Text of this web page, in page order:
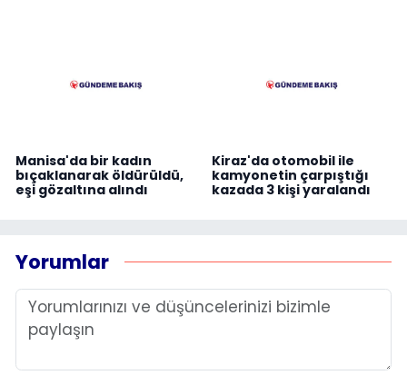
Manisa'da bir kadın
bıçaklanarak öldürüldü,
eşi gözaltına alındı
Kiraz'da otomobil ile
kamyonetin çarpıştığı
kazada 3 kişi yaralandı
Yorumlar